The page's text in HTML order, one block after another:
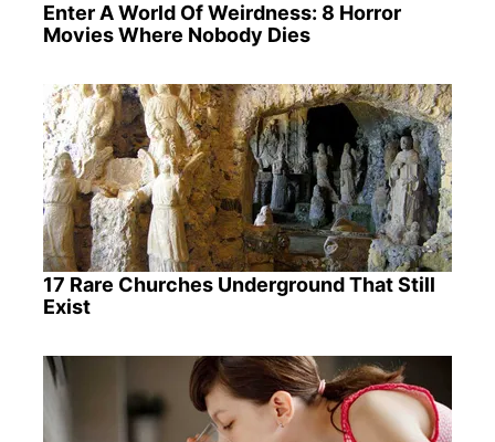
Enter A World Of Weirdness: 8 Horror
Movies Where Nobody Dies
17 Rare Churches Underground That Still
Exist